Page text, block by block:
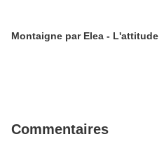
Montaigne par Elea - L'attitude
Commentaires